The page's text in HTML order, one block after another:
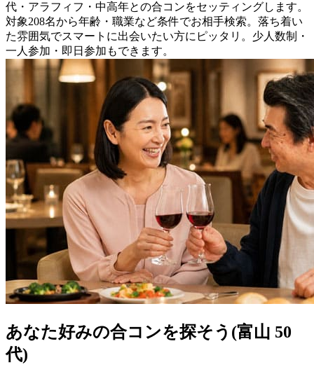
代・アラフィフ・中高年との合コンをセッティングします。
対象208名から年齢・職業など条件でお相手検索。落ち着い
た雰囲気でスマートに出会いたい方にピッタリ。少人数制・
一人参加・即日参加もできます。
あなた好みの合コンを探そう(富山 50
代)